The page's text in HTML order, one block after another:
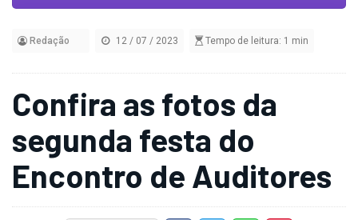
Redação 12 / 07 / 2023 Tempo de leitura: 1 min
Confira as fotos da
segunda festa do
Encontro de Auditores